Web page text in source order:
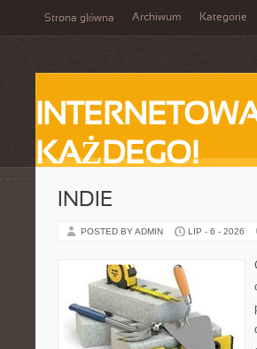
Strona główna Archiwum Kategorie
KAŻDEGO!
INDIE
POSTED BY ADMIN LIP - 6 - 2026